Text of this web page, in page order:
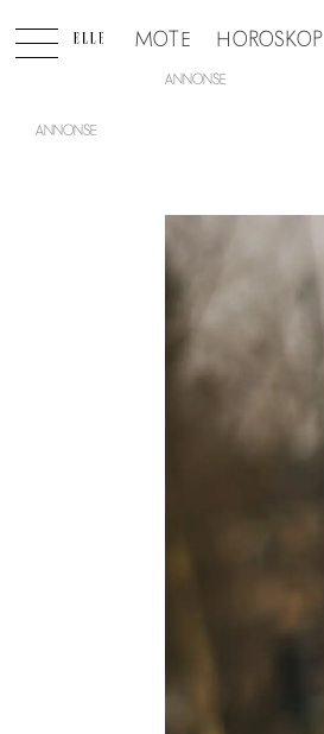
MOTE HOROSKOP
ANNONSE